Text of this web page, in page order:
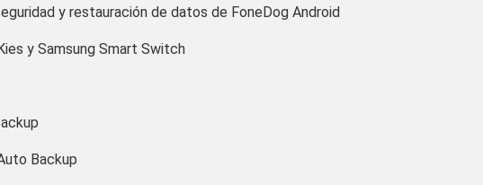
y restauración de datos de FoneDog Android
y Samsung Smart Switch
Backup